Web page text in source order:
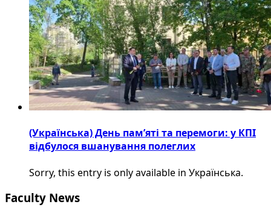
(Українська) День пам’яті та перемоги: у КПІ
відбулося вшанування полеглих
Sorry, this entry is only available in Українська.
Faculty News